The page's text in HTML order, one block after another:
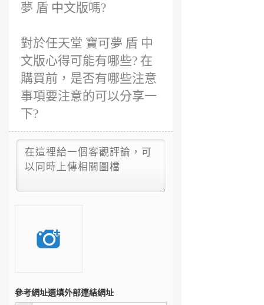
夢 盾 中文版嗎?
對於任天堂 寶可夢 盾 中
文版心得可能有哪些? 在
購買前，是否有哪些注意
事項要注意的可以分享一
下?
參考網址選填外部連結網址